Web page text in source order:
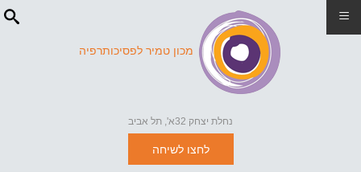
מכון טמיר לפסיכותרפיה
נחלת יצחק 32א', תל אביב
לחצו לשיחה
≡